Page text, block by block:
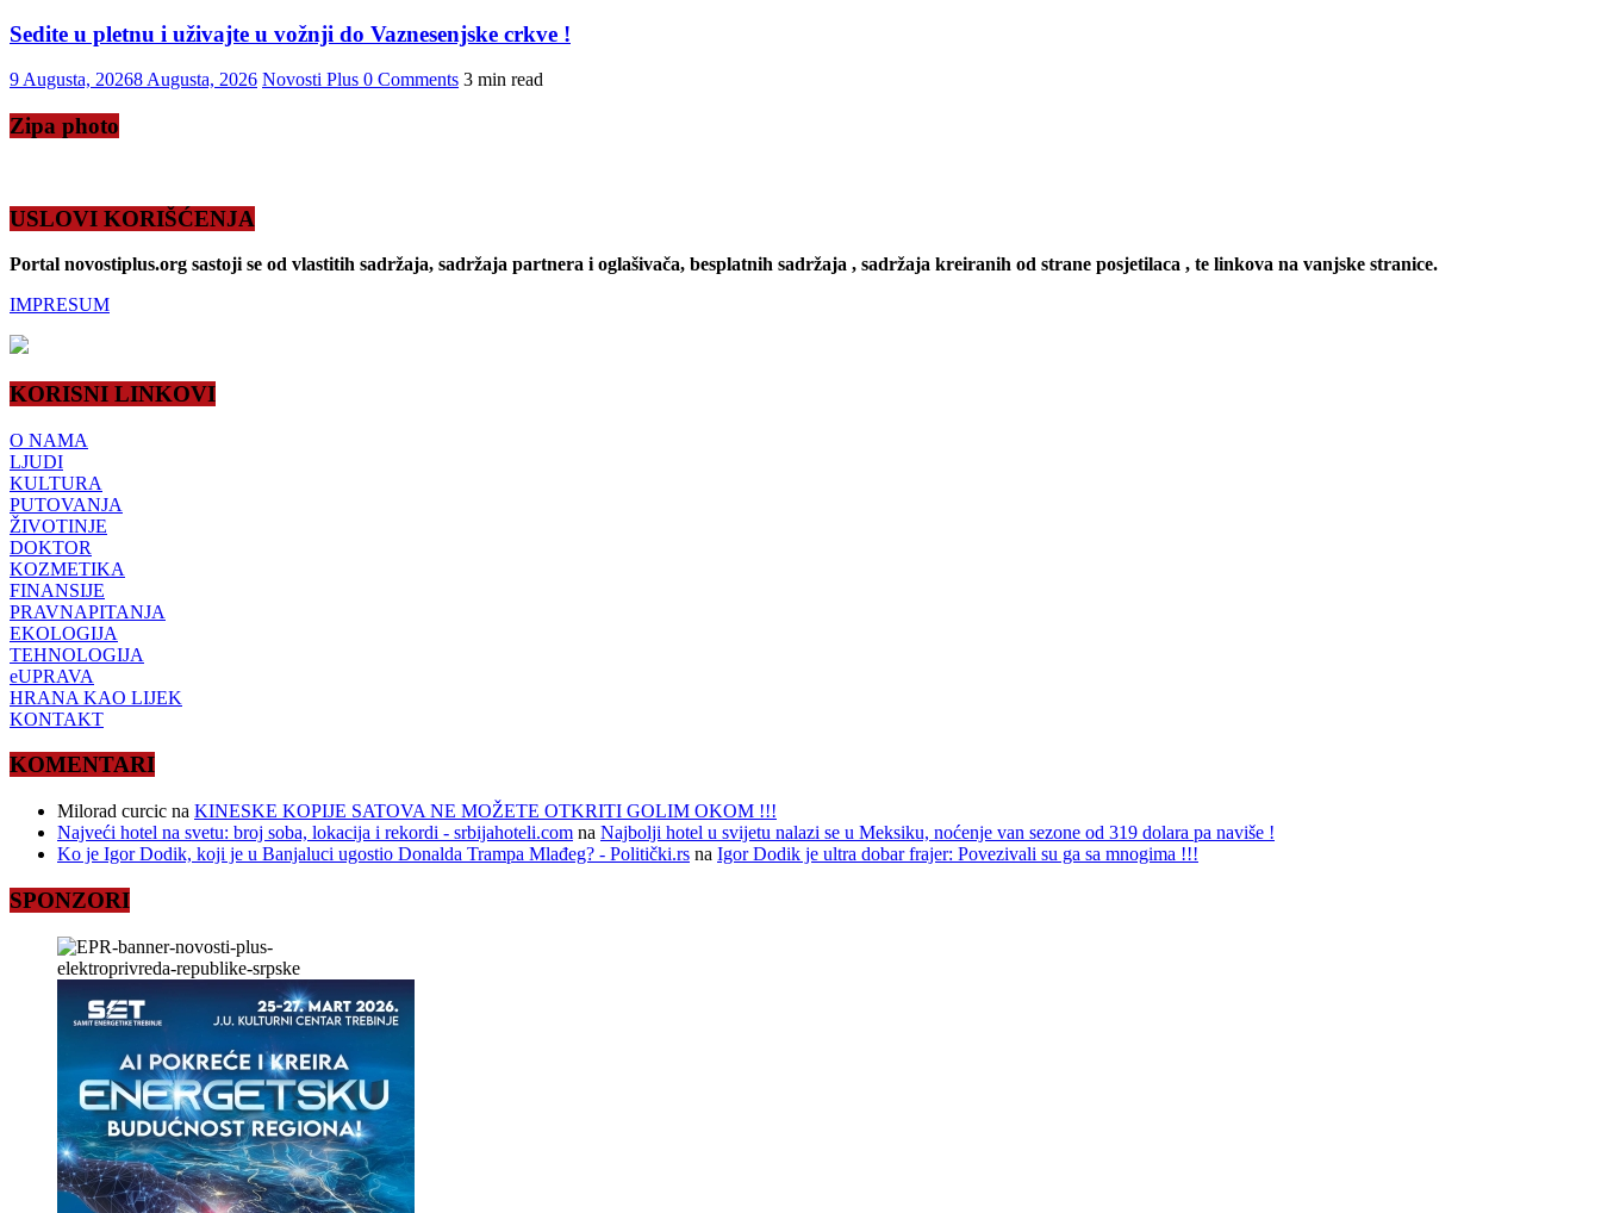
Sedite u pletnu i uživajte u vožnji do Vaznesenjske crkve !
9 Augusta, 20268 Augusta, 2026 Novosti Plus 0 Comments 3 min read
Zipa photo
USLOVI KORIŠĆENJA
Portal novostiplus.org sastoji se od vlastitih sadržaja, sadržaja partnera i oglašivača, besplatnih sadržaja , sadržaja kreiranih od strane posjetilaca , te linkova na vanjske stranice.
IMPRESUM
KORISNI LINKOVI
O NAMA
LJUDI
KULTURA
PUTOVANJA
ŽIVOTINJE
DOKTOR
KOZMETIKA
FINANSIJE
PRAVNAPITANJA
EKOLOGIJA
TEHNOLOGIJA
eUPRAVA
HRANA KAO LIJEK
KONTAKT
KOMENTARI
Milorad curcic na KINESKE KOPIJE SATOVA NE MOŽETE OTKRITI GOLIM OKOM !!!
Najveći hotel na svetu: broj soba, lokacija i rekordi - srbijahoteli.com na Najbolji hotel u svijetu nalazi se u Meksiku, noćenje van sezone od 319 dolara pa naviše !
Ko je Igor Dodik, koji je u Banjaluci ugostio Donalda Trampa Mlađeg? - Politički.rs na Igor Dodik je ultra dobar frajer: Povezivali su ga sa mnogima !!!
SPONZORI